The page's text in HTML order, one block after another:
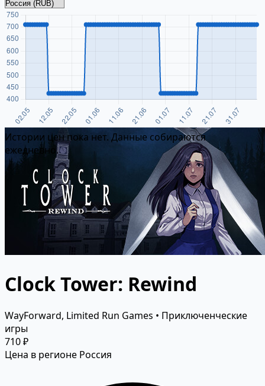
Истории цен пока нет. Данные собираются
ежедневно.
Clock Tower: Rewind
WayForward, Limited Run Games • Приключенческие
игры
710 ₽
Цена в регионе Россия